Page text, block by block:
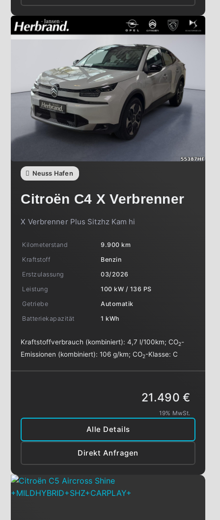
Neuss Hafen
Citroën C4 X Verbrenner
X Verbrenner Plus Sitzhz Kam hi
Kilometerstand
9.900 km
Kraftstoff
Benzin
Erstzulassung
03/2026
Leistung
100 kW / 136 PS
Getriebe
Automatik
Batteriekapazität
1 kWh
Kraftstoffverbrauch (kombiniert):4,7 l/100km;CO2-
Emissionen (kombiniert):106 g/km;CO2-Klasse:C
Alle Details
Direkt Anfragen
21.490 €
19% MwSt.